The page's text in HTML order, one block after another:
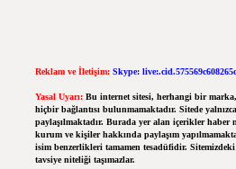
Reklam ve İletişim: Skype:
Yasal Uyarı: Bu internet sitesi, herhangi bir
hiçbir bağlantısı bulunmamaktadır. Sitede
paylaşılmaktadır. Burada yer alan içerikler haber
kurum ve kişiler hakkında paylaşım
isim benzerlikleri tamamen tesadüfidir.
tavsiye niteliği taşımazlar.